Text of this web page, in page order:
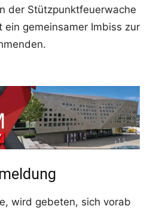
der Stützpunktfeuerwache
gemeinsamer Imbiss zur
wird gebeten, sich vorab